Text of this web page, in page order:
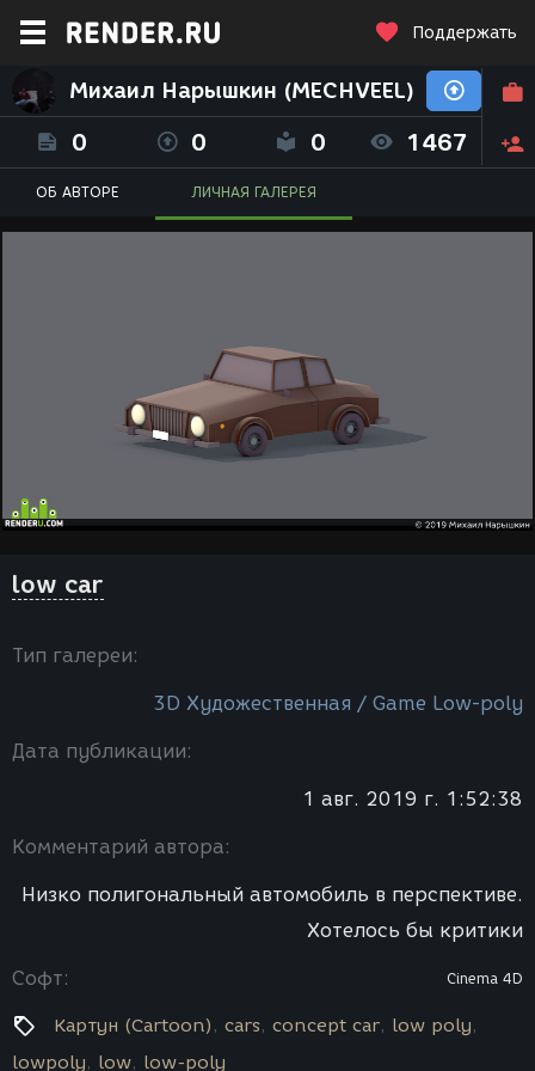
Поддержать
Михаил Нарышкин (MECHVEEL)
0 0 0 1467
ОБ АВТОРЕ ЛИЧНАЯ ГАЛЕРЕЯ
low car
Тип галереи:
3D Художественная / Game Low-poly
Дата публикации:
1 авг. 2019 г. 1:52:38
Комментарий автора:
Низко полигональный автомобиль в перспективе.
Хотелось бы критики
Софт: Cinema 4D
Картун (Cartoon) cars concept car
low poly
lowpoly
low low-poly